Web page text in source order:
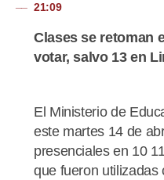
21:09
Clases se retoman
votar, salvo 13 en
El Ministerio de
este martes 14 de
presenciales en 10
que fueron utilizadas